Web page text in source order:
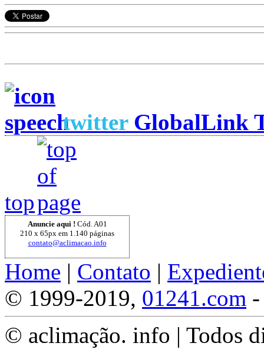
twitterGlobalLink
top
Anuncie aqui ! Cód. A01
210 x 65px em 1.140 páginas
contato@aclimacao.info
Home | Contato |
© 1999-2019, 01241.com
© aclimação. info | Todos